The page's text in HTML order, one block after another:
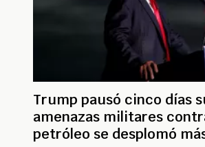
Trump pausó cinco días
amenazas militares
petróleo se desplomó